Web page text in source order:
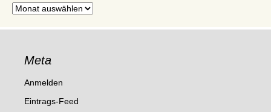
Archiv
Meta
Anmelden
Eintrags-Feed